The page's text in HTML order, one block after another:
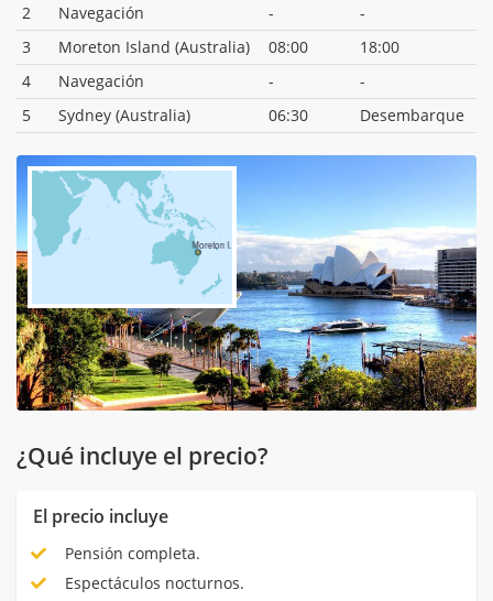
2
Navegación -
-
3
Moreton Island (Australia) 08:00
18:00
4
Navegación -
-
5
Sydney (Australia) 06:30 Desembarque
¿Qué incluye el precio?
El precio incluye
Pensión completa.
Espectáculos nocturnos.